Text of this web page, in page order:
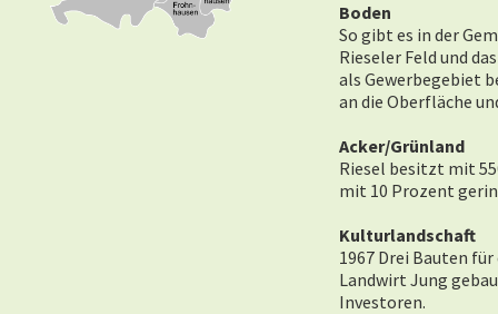
Boden
So gibt es in der
Rieseler Feld und
als Gewerbegebiet
an die Oberfläche
Acker/Grünland
Riesel besitzt mit
mit 10 Prozent
Kulturlandschaft
1967 Drei Bauten
Landwirt Jung
Investoren.